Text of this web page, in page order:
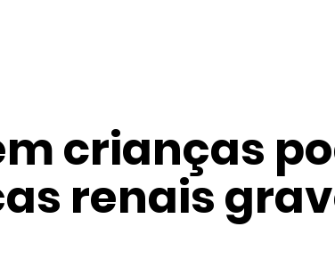
crianças
renais